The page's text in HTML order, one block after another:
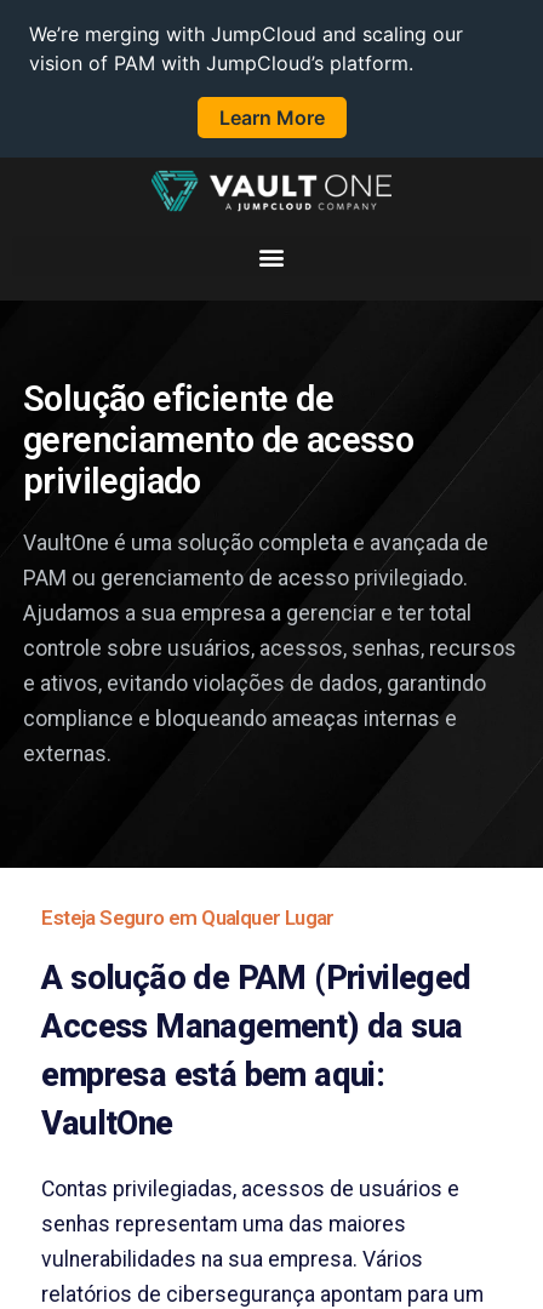
We’re merging with JumpCloud and scaling our
vision of PAM with JumpCloud’s platform.
Learn More
Solução eficiente de
gerenciamento de acesso
privilegiado
VaultOne é uma solução completa e avançada de
PAM ou gerenciamento de acesso privilegiado.
Ajudamos a sua empresa a gerenciar e ter total
controle sobre usuários, acessos, senhas, recursos
e ativos, evitando violações de dados, garantindo
compliance e bloqueando ameaças internas e
externas.
Esteja Seguro em Qualquer Lugar
A solução de PAM (Privileged
Access Management) da sua
empresa está bem aqui:
VaultOne
Contas privilegiadas, acessos de usuários e
senhas representam uma das maiores
vulnerabilidades na sua empresa. Vários
relatórios de cibersegurança apontam para um